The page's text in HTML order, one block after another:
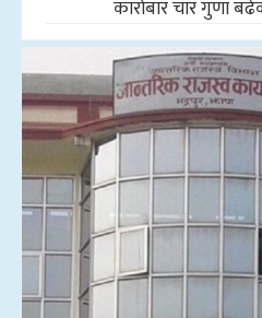
कारोबार चार गुणा